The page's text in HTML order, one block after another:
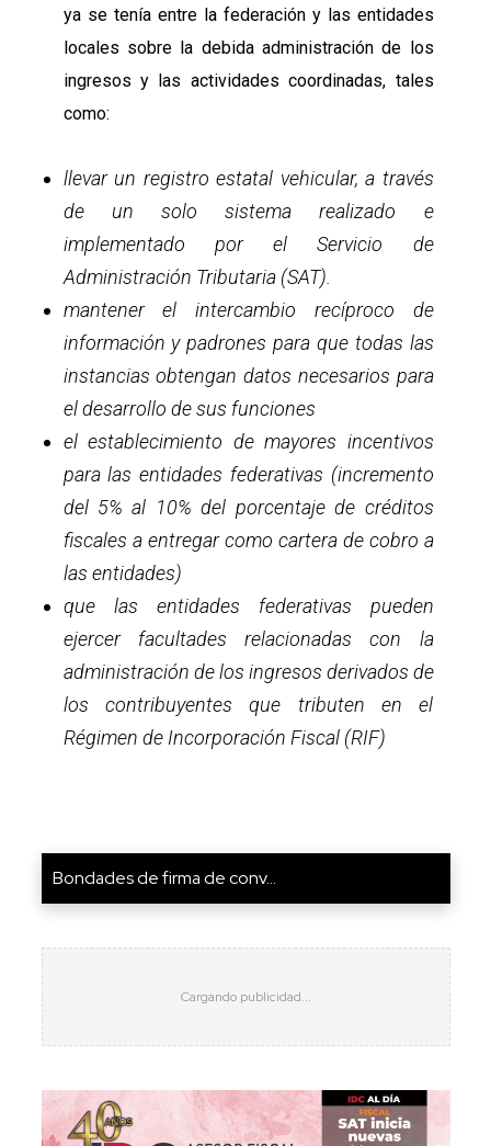
ya se tenía entre la federación y las entidades
locales sobre la debida administración de los
ingresos y las actividades coordinadas, tales
como:
llevar un registro estatal vehicular, a través
de un solo sistema realizado e
implementado por el Servicio de
Administración Tributaria (SAT).
mantener el intercambio recíproco de
información y padrones para que todas las
instancias obtengan datos necesarios para
el desarrollo de sus funciones
el establecimiento de mayores incentivos
para las entidades federativas (incremento
del 5% al 10% del porcentaje de créditos
fiscales a entregar como cartera de cobro a
las entidades)
que las entidades federativas pueden
ejercer facultades relacionadas con la
administración de los ingresos derivados de
los contribuyentes que tributen en el
Régimen de Incorporación Fiscal (RIF)
Bondades de firma de conv...